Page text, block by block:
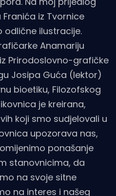
iz Tvornice
odlične ilustracije.
Anamariju
Prirodoslovno-grafičke
Josipa Guća (lektor)
bioetiku, Filozofskog
je kreirana,
koji smo sudjelovali u
upozorava nas,
ponašanje
stanovnicima, da
na svoje sitne
na interes i našeg